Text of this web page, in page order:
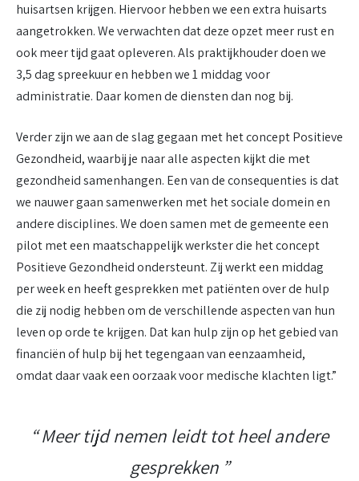
huisartsen krijgen. Hiervoor hebben we een extra huisarts
aangetrokken. We verwachten dat deze opzet meer rust en
ook meer tijd gaat opleveren. Als praktijkhouder doen we
3,5 dag spreekuur en hebben we 1 middag voor
administratie. Daar komen de diensten dan nog bij.
Verder zijn we aan de slag gegaan met het concept Positieve
Gezondheid, waarbij je naar alle aspecten kijkt die met
gezondheid samenhangen. Een van de consequenties is dat
we nauwer gaan samenwerken met het sociale domein en
andere disciplines. We doen samen met de gemeente een
pilot met een maatschappelijk werkster die het concept
Positieve Gezondheid ondersteunt. Zij werkt een middag
per week en heeft gesprekken met patiënten over de hulp
die zij nodig hebben om de verschillende aspecten van hun
leven op orde te krijgen. Dat kan hulp zijn op het gebied van
financiën of hulp bij het tegengaan van eenzaamheid,
omdat daar vaak een oorzaak voor medische klachten ligt.”
Meer tijd nemen leidt tot heel andere
gesprekken